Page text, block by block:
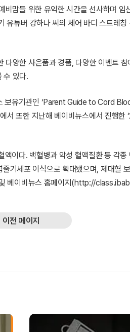
맘들 위한 유익한 시간을 선사하며 임
유튜버 강하나 씨의 체어 바디 스트레
양한 사은품과 경품, 다양한 이벤트
수 있다.
보유기관인 ‘Parent Guide to Cord
또한 지난해 베이비뉴스에서 진행한
이다. 백혈병과 악성 혈액질환 등 각
기세포 이식으로 확대됐으며, 제대혈
베이비뉴스 홈페이지(http://
이전 페이지